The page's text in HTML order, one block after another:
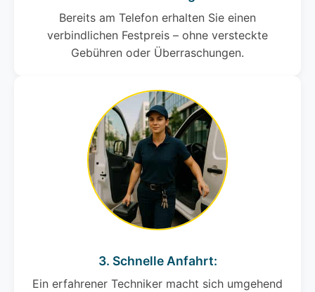
Bereits am Telefon erhalten Sie einen
verbindlichen Festpreis – ohne versteckte
Gebühren oder Überraschungen.
3. Schnelle Anfahrt:
Ein erfahrener Techniker macht sich umgehend